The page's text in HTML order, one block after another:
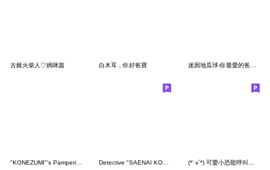
古錐火柴人♡媽咪篇 白木耳，你好爸寶 迷因地瓜球-你最愛的爸爸來了